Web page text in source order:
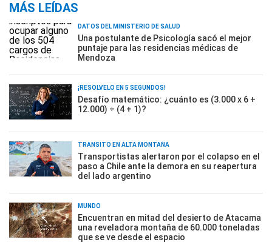
MÁS LEÍDAS
DATOS DEL MINISTERIO DE SALUD
Una postulante de Psicología sacó el mejor
puntaje para las residencias médicas de
Mendoza
¡RESOLVELO EN 5 SEGUNDOS!
Desafío matemático: ¿cuánto es (3.000 x 6 +
12.000) ÷ (4 + 1)?
TRÁNSITO EN ALTA MONTAÑA
Transportistas alertaron por el colapso en el
paso a Chile ante la demora en su reapertura
del lado argentino
MUNDO
Encuentran en mitad del desierto de Atacama
una reveladora montaña de 60.000 toneladas
que se ve desde el espacio